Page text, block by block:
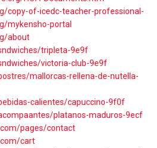
copy-of-icedc-teacher-professional-
mykensho-portal
about
tripleta-9e9f
victoria-club-9e9f
mallorcas-rellena-de-nutella-
calientes/capuccino-9f0f
platanos-maduros-9ecf
pages/contact
cart